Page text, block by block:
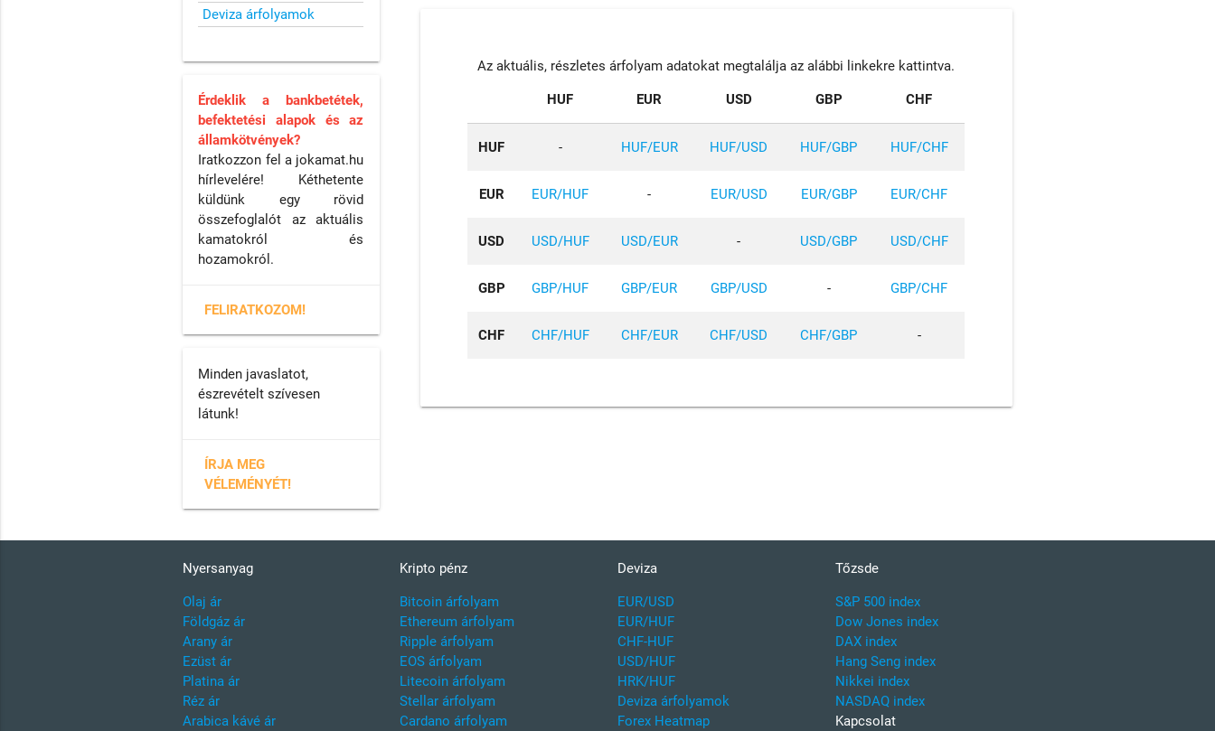
Az aktuális, részletes árfolyam adatokat megtalálja az alábbi linkekre kattintva.
HUF EUR USD GBP CHF
HUF - HUF/EUR HUF/USD HUF/GBP HUF/CHF
EUR EUR/HUF - EUR/USD EUR/GBP EUR/CHF
USD USD/HUF USD/EUR - USD/GBP USD/CHF
GBP GBP/HUF GBP/EUR GBP/USD - GBP/CHF
CHF CHF/HUF CHF/EUR CHF/USD CHF/GBP -
Deviza árfolyamok
Érdeklik a bankbetétek,
befektetési alapok és az
államkötvények?
Iratkozzon fel a jokamat.hu
hírlevelére! Kéthetente
küldünk egy rövid
összefoglalót az aktuális
kamatokról és
hozamokról.
FELIRATKOZOM!
Minden javaslatot,
észrevételt szívesen
látunk!
ÍRJA MEG
VÉLEMÉNYÉT!
Nyersanyag
Olaj ár
Földgáz ár
Arany ár
Ezüst ár
Platina ár
Réz ár
Arabica kávé ár
Kripto pénz
Bitcoin árfolyam
Ethereum árfolyam
Ripple árfolyam
EOS árfolyam
Litecoin árfolyam
Stellar árfolyam
Cardano árfolyam
Deviza
EUR/USD
EUR/HUF
CHF-HUF
USD/HUF
HRK/HUF
Deviza árfolyamok
Forex Heatmap
Tőzsde
S&P 500 index
Dow Jones index
DAX index
Hang Seng index
Nikkei index
NASDAQ index
Kapcsolat